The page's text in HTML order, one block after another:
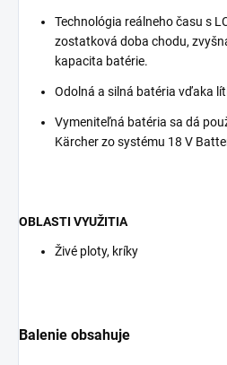
Technológia reálneho času s
zostatková doba chodu,
kapacita batérie.
Odolná a silná batéria vďaka
Vymeniteľná batéria sa dá
Kärcher zo systému 18 V
OBLASTI VYUŽITIA
Živé ploty, kríky
Balenie obsahuje